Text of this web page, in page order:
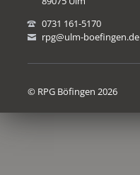
0731 161-5170
rpg@ulm-boefingen.de
© RPG Böfingen 2026